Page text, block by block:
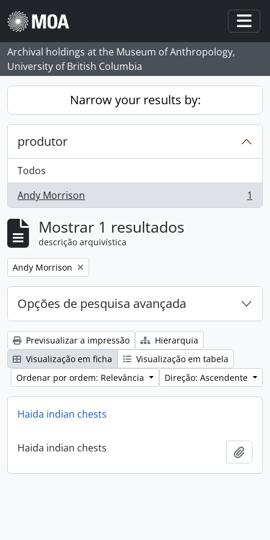
Skip to main content
Archival holdings at the Museum of Anthropology,
University of British Columbia
Narrow your results by:
produtor
Todos
Andy Morrison
, 1 resultados 1
Mostrar 1 resultados
descrição arquivística
Remove filter:
Andy Morrison
Opções de pesquisa avançada
Previsualizar a impressão
Hierarquia
Visualização em ficha
Visualização em tabela
Ordenar por ordem: Relevância
Direção: Ascendente
Haida indian chests
Haida indian chests